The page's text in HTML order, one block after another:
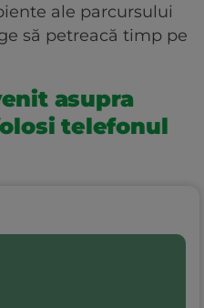
ale parcursului
să petreacă timp pe
asupra
telefonul